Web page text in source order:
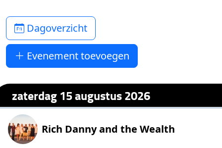
Dagoverzicht
Evenement toevoegen
zaterdag 15 augustus 2026
Rich Danny and the Wealth